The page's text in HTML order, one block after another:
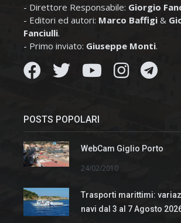
- Direttore Responsabile: Giorgio
- Editori ed autori: Marco Baffigi &
Fanciulli.
- Primo inviato: Giuseppe Monti.
POSTS POPOLARI
WebCam Giglio Porto
24/02/2010
Trasporti marittimi:
navi dal 3 al 7 Agosto